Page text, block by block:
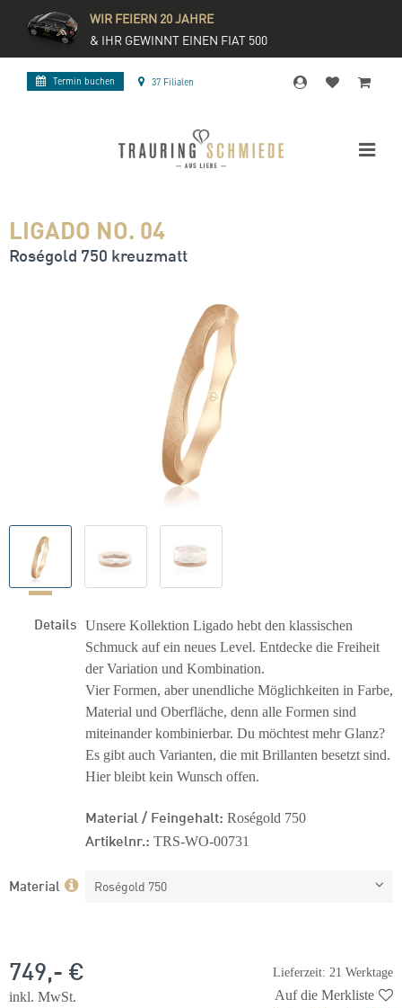
WIR FEIERN 20 JAHRE
& IHR GEWINNT EINEN FIAT 500
Termin buchen 37 Filialen
LIGADO NO. 04
Roségold 750 kreuzmatt
Details Unsere Kollektion Ligado hebt den klassischen
Schmuck auf ein neues Level. Entdecke die Freiheit
der Variation und Kombination.
Vier Formen, aber unendliche Möglichkeiten in Farbe,
Material und Oberfläche, denn alle Formen sind
miteinander kombinierbar. Du möchtest mehr Glanz?
Es gibt auch Varianten, die mit Brillanten besetzt sind.
Hier bleibt kein Wunsch offen.
Material / Feingehalt: Roségold 750
Artikelnr.: TRS-WO-00731
Material Roségold 750
Lieferzeit: 21 Werktage
749,- €
inkl. MwSt.
Auf die Merkliste